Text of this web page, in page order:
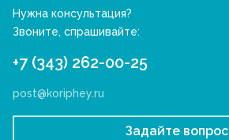
Нужна консультация?
Звоните, спрашивайте:
+7 (343) 262-00-25
post@koriphey.ru
Задайте вопрос